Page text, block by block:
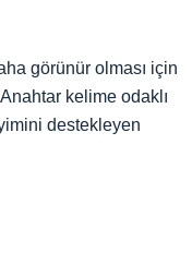
görünür olması için
kelime odaklı
destekleyen